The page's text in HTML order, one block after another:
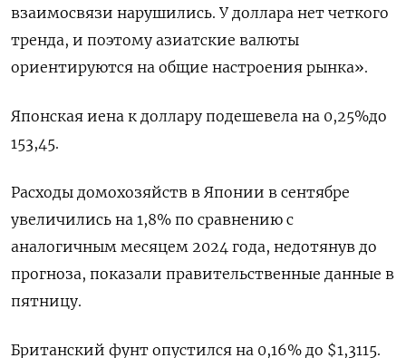
взаимосвязи нарушились. У доллара нет четкого
тренда, и поэтому азиатские валюты
ориентируются на общие настроения рынка».
Японская иена к доллару подешевела на 0,25%​ до
153,45.
Расходы домохозяйств в Японии в сентябре
увеличились на 1,8% по сравнению с
аналогичным месяцем 2024 года, недотянув до
прогноза, показали правительственные данные в
пятницу.
Британский фунт опустился на 0,16% до $1,3115​.